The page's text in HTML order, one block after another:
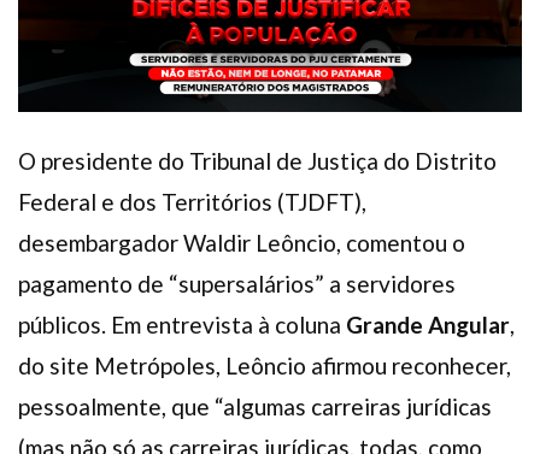
O presidente do Tribunal de Justiça do Distrito
Federal e dos Territórios (TJDFT),
desembargador Waldir Leôncio, comentou o
pagamento de “supersalários” a servidores
públicos. Em entrevista à coluna Grande Angular,
do site Metrópoles, Leôncio afirmou reconhecer,
pessoalmente, que “algumas carreiras jurídicas
(mas não só as carreiras jurídicas, todas, como